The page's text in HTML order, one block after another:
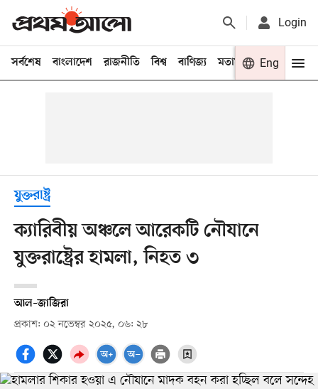
Login
সর্বশেষ বাংলাদেশ রাজনীতি বিশ্ব বাণিজ্য মতামত খেলা
Eng
যুক্তরাষ্ট্র
ক্যারিবীয় অঞ্চলে আরেকটি নৌযানে
যুক্তরাষ্ট্রের হামলা, নিহত ৩
আল–জাজিরা
প্রকাশ: ০২ নভেম্বর ২০২৫, ০৬: ২৮